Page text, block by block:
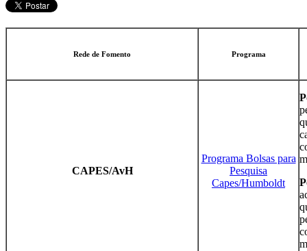
Rede de Fomento Programa
CAPES/AvH
Programa Bolsas para
Pesquisa
Capes/Humboldt